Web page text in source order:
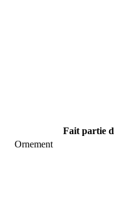
Fait partie
Ornement